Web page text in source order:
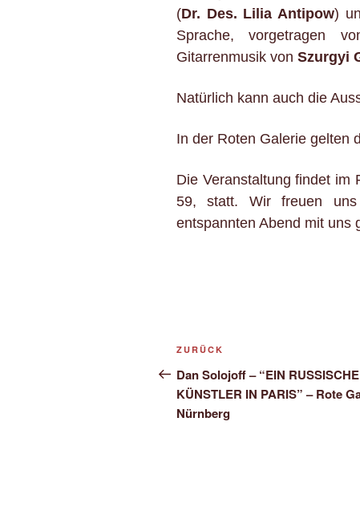
(Dr. Des. Lilia Antipow)
Sprache, vorgetragen
Gitarrenmusik von Szurgyi
Natürlich kann auch die
In der Roten Galerie gelten
Die Veranstaltung findet im
59, statt. Wir freuen
entspannten Abend mit uns
Beitragsnavigation
Vorheriger
Beitrag
ZURÜCK
Dan Solojoff – “EIN
KÜNSTLER IN PARIS” – Rote
Nürnberg